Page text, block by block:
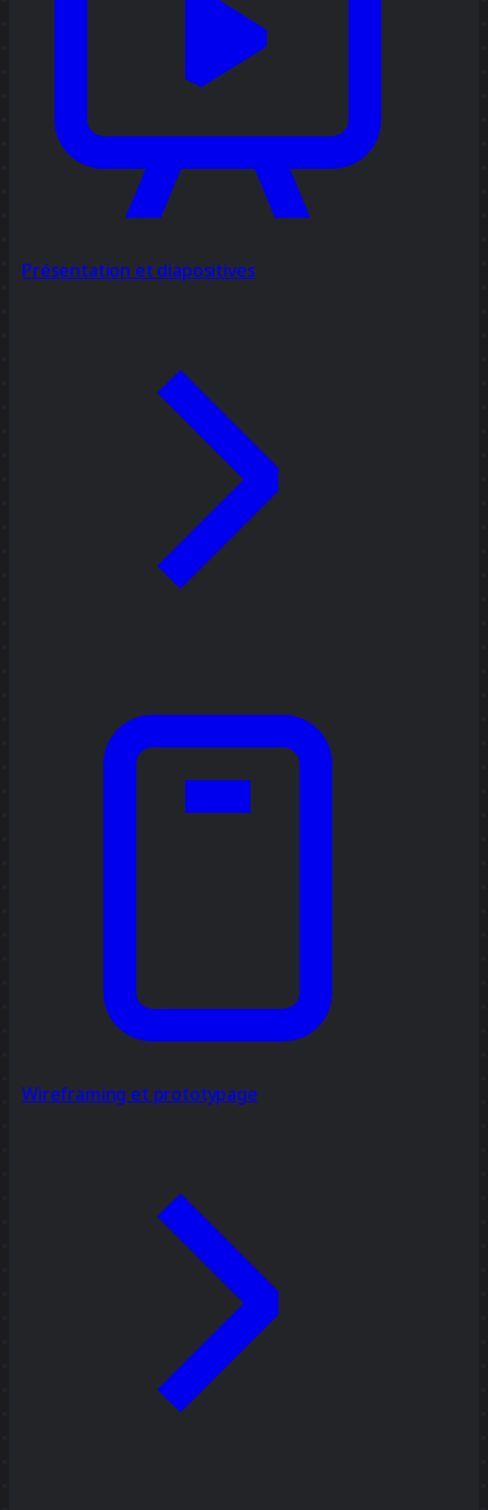
Présentation et diapositives
Wireframing et prototypage